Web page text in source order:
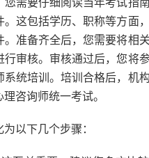
。这包括学历、职称等方面
。准备齐全后，您需要将相
行审核。审核通过后，您将
系统培训。培训合格后，机
咨询师统一考试。
以下几个步骤：